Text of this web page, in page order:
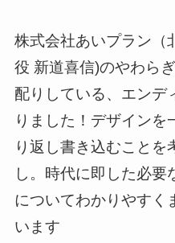
株式会社あいプラン（
役 新道喜信)のやわら
配りしている、エンデ
りました！デザインを
り返し書き込むことを
し。時代に即した必要
についてわかりやすく
います